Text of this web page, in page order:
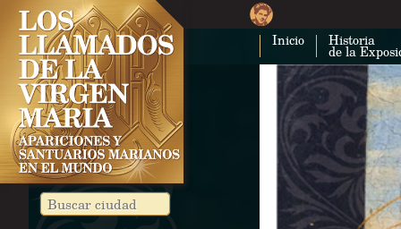
Inicio Historia
de la